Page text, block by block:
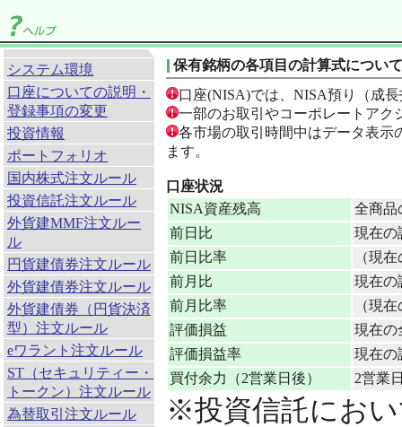
システム環境
口座についての説明・
登録事項の変更
投資情報
ポートフォリオ
国内株式注文ルール
投資信託注文ルール
外貨建MMF注文ルー
ル
円貨建債券注文ルール
外貨建債券注文ルール
外貨建債券（円貨決済
型）注文ルール
eワラント注文ルール
ST（セキュリティー・
トークン）注文ルール
為替取引注文ルール
保有銘柄の各項目の計算式について
口座(NISA)では、NISA預り（成
一部のお取引やコーポレートアク
各市場の取引時間中はデータ表示
ます。
口座状況
NISA資産残高
全商品
前日比
現在の
前日比率
（現
前月比
現在の
前月比率
（現
評価損益
現在の
評価損益率
現在の
買付余力（2営業日後）
2営業
※投資信託にお